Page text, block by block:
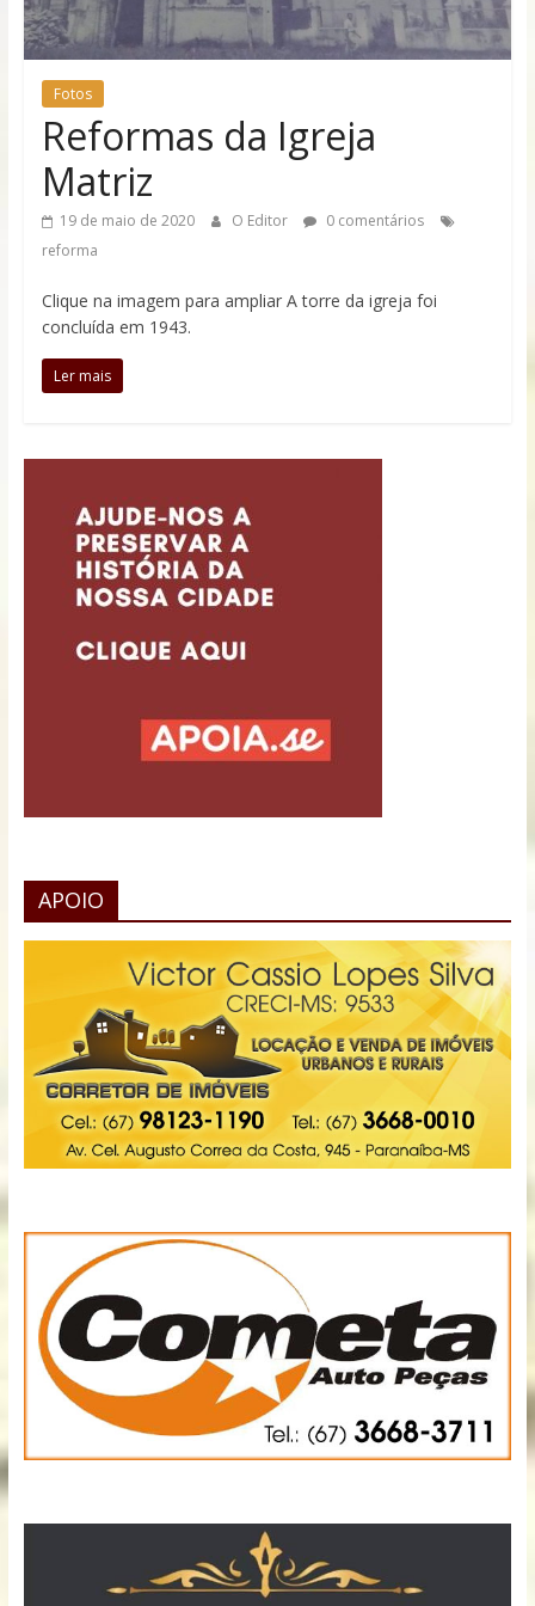
memórias
dessa
linda
cidade
Fotos
Reformas da Igreja
Matriz
19 de maio de 2020 O Editor
0 comentários
reforma
Clique na imagem para ampliar A torre da igreja foi
concluída em 1943.
Ler mais
APOIO